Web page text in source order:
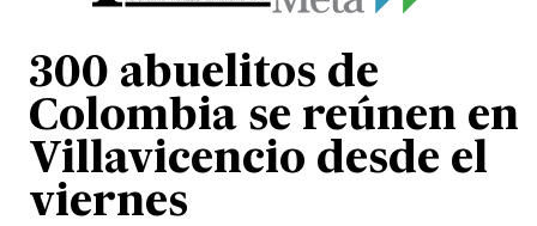
300 abuelitos de
Colombia se reúnen en
Villavicencio desde el
viernes